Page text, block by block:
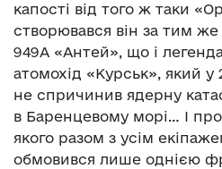
капості від того ж таки
створювався він за тим
949А «Антей», що і
атомохід «Курськ», який
не спричинив ядерну
в Баренцевому морі… І про
якого разом з усім
обмовився лише однією